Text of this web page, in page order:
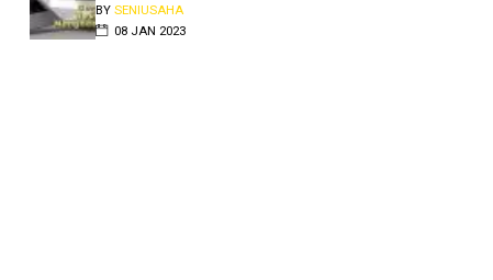
BY SENIUSAHA
08 JAN 2023